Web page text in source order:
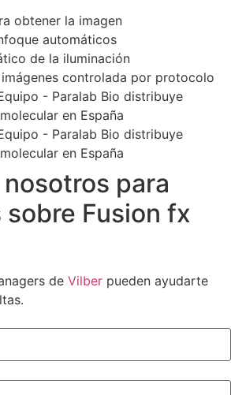
obtener la imagen
automáticos
de la iluminación
controlada por protocolo
para
sobre Fusion fx
de Vilber pueden ayudarte